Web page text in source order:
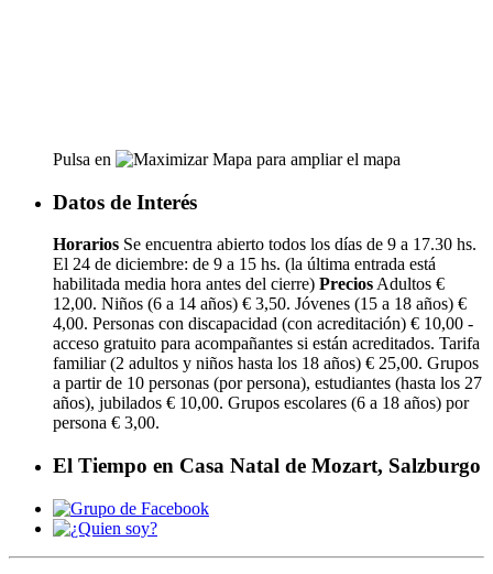
Pulsa en para ampliar el mapa
Datos de Interés
Horarios Se encuentra abierto todos los días de 9 a 17.30 hs.
El 24 de diciembre: de 9 a 15 hs. (la última entrada está
habilitada media hora antes del cierre) Precios Adultos €
12,00. Niños (6 a 14 años) € 3,50. Jóvenes (15 a 18 años) €
4,00. Personas con discapacidad (con acreditación) € 10,00 -
acceso gratuito para acompañantes si están acreditados. Tarifa
familiar (2 adultos y niños hasta los 18 años) € 25,00. Grupos
a partir de 10 personas (por persona), estudiantes (hasta los 27
años), jubilados € 10,00. Grupos escolares (6 a 18 años) por
persona € 3,00.
El Tiempo en Casa Natal de Mozart, Salzburgo